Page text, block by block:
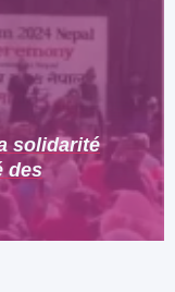
solidarité
des